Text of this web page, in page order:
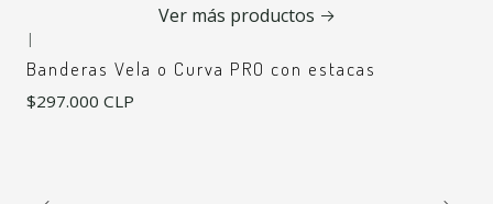
Ver más productos
|
Banderas Vela o Curva PRO con estacas
$297.000 CLP